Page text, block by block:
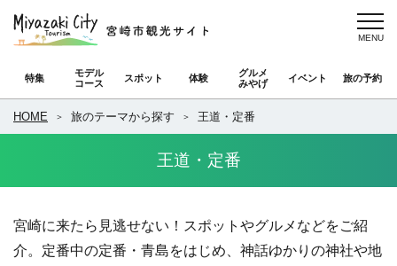
特集
モデル
コース
スポット 体験
グルメ
みやげ
イベント 旅の予約
HOME 旅のテーマから探す 王道・定番
王道・定番
宮崎に来たら見逃せない！スポットやグルメなどをご紹
介。定番中の定番・青島をはじめ、神話ゆかりの神社や地